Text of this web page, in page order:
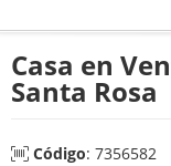
Casa en
Santa Rosa
Código: 7356582